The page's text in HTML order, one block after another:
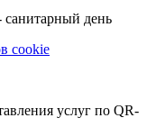
санитарный день
cookie
услуг по QR-